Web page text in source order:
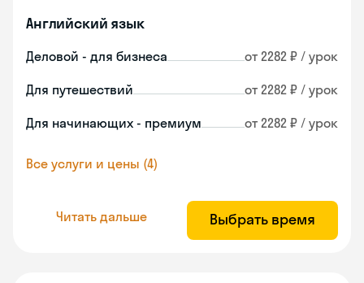
Английский язык
Деловой - для бизнеса от 2282 ₽ / урок
Для путешествий от 2282 ₽ / урок
Для начинающих - премиум от 2282 ₽ / урок
Все услуги и цены (4)
Читать дальше Выбрать время